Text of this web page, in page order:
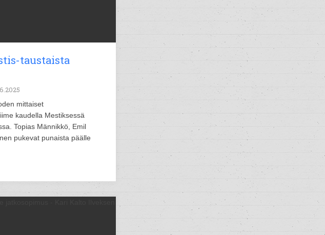
taustaista
mittaiset
kaudella Mestiksessä
Topias Männikkö, Emil
pukevat punaista päälle